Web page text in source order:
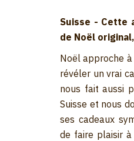
Suisse - Cette
de Noël
Noël approche
révéler un vrai
nous fait aussi
Suisse et nous
ses cadeaux
de faire plaisir